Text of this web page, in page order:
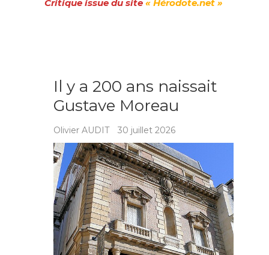
Critique issue du site « Hérodote.net »
Il y a 200 ans naissait
Gustave Moreau
Olivier AUDIT 30 juillet 2026